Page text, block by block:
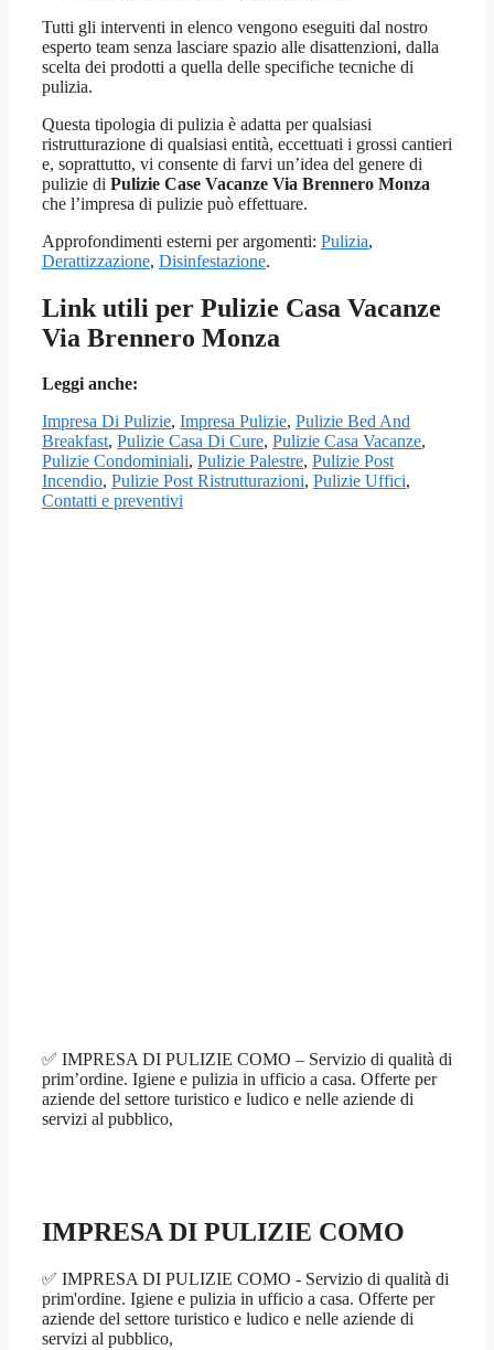
Tutti gli interventi in elenco vengono eseguiti dal nostro
esperto team senza lasciare spazio alle disattenzioni, dalla
scelta dei prodotti a quella delle specifiche tecniche di
pulizia.
Questa tipologia di pulizia è adatta per qualsiasi
ristrutturazione di qualsiasi entità, eccettuati i grossi cantieri
e, soprattutto, vi consente di farvi un’idea del genere di
pulizie di Pulizie Case Vacanze Via Brennero Monza
che l’impresa di pulizie può effettuare.
Approfondimenti esterni per argomenti: Pulizia,
Derattizzazione, Disinfestazione.
Link utili per Pulizie Casa Vacanze
Via Brennero Monza
Leggi anche:
Impresa Di Pulizie, Impresa Pulizie, Pulizie Bed And
Breakfast, Pulizie Casa Di Cure, Pulizie Casa Vacanze,
Pulizie Condominiali, Pulizie Palestre, Pulizie Post
Incendio, Pulizie Post Ristrutturazioni, Pulizie Uffici,
Contatti e preventivi
✅ IMPRESA DI PULIZIE COMO – Servizio di qualità di
prim’ordine. Igiene e pulizia in ufficio a casa. Offerte per
aziende del settore turistico e ludico e nelle aziende di
servizi al pubblico,
IMPRESA DI PULIZIE COMO
✅ IMPRESA DI PULIZIE COMO - Servizio di qualità di
prim'ordine. Igiene e pulizia in ufficio a casa. Offerte per
aziende del settore turistico e ludico e nelle aziende di
servizi al pubblico,